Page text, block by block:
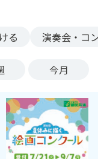
る 演奏会・コ
今月